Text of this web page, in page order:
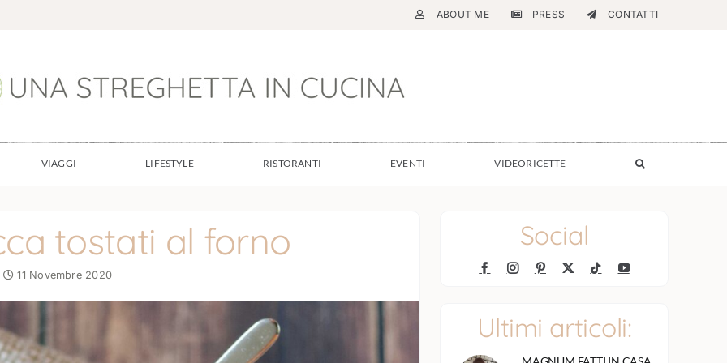
ABOUT ME PRESS CONTATTI
VIAGGI LIFESTYLE RISTORANTI EVENTI VIDEORICETTE
tostati al forno
11 Novembre 2020
Social
Ultimi articoli: